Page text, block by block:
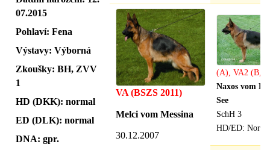
07.2015
Pohlaví: Fena
Výstavy: Výborná
Zkoušky: BH, ZVV
1
HD (DKK): normal
ED (DLK): normal
DNA: gpr.
VA (BSZS 2011)
Melci vom Messina
30.12.2007
(A), VA2 (B,
Naxos vom
See
SchH 3
HD/ED: